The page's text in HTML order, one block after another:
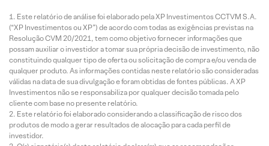
Este relatório de análise foi elaborado pela XP Investimentos CCTVM S.A.
(“XP Investimentos ou XP”) de acordo com todas as exigências previstas na
Resolução CVM 20/2021, tem como objetivo fornecer informações que
possam auxiliar o investidor a tomar sua própria decisão de investimento, não
constituindo qualquer tipo de oferta ou solicitação de compra e/ou venda de
qualquer produto. As informações contidas neste relatório são consideradas
válidas na data de sua divulgação e foram obtidas de fontes públicas. A XP
Investimentos não se responsabiliza por qualquer decisão tomada pelo
cliente com base no presente relatório.
Este relatório foi elaborado considerando a classificação de risco dos
produtos de modo a gerar resultados de alocação para cada perfil de
investidor.